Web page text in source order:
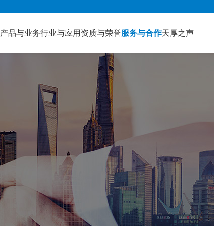
产品与业务行业与应用 资质与荣誉服务与合作天厚之声